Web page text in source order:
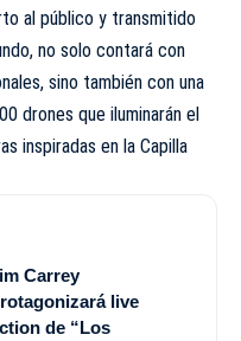
al público y transmitido
no solo contará con
sino también con una
drones que iluminarán el
inspiradas en la Capilla
Carrey
live
de “Los